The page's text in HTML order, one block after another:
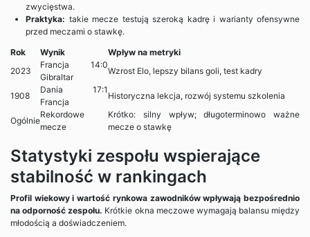
zwycięstwa.
Praktyka: takie mecze testują szeroką kadrę i warianty ofensywne
przed meczami o stawkę.
Rok
Wynik
Wpływ na metryki
2023
Francja 14:0
Gibraltar
Wzrost Elo, lepszy bilans goli, test kadry
1908
Dania 17:1
Francja
Historyczna lekcja, rozwój systemu szkolenia
Ogólnie
Rekordowe
mecze
Krótko: silny wpływ; długoterminowo ważne
mecze o stawkę
Statystyki zespołu wspierające
stabilność w rankingach
Profil wiekowy i wartość rynkowa zawodników wpływają bezpośrednio
na odporność zespołu. Krótkie okna meczowe wymagają balansu między
młodością a doświadczeniem.